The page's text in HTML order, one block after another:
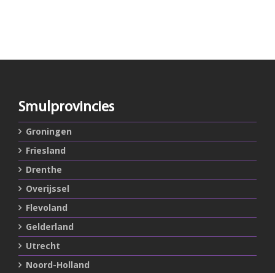
Smulprovincies
Groningen
Friesland
Drenthe
Overijssel
Flevoland
Gelderland
Utrecht
Noord-Holland